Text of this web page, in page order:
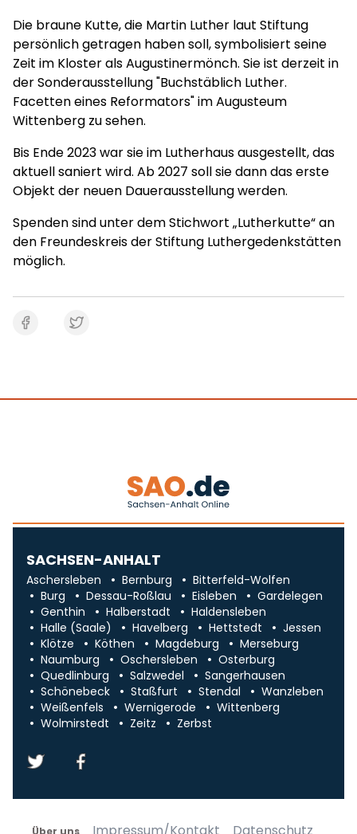
Die braune Kutte, die Martin Luther laut Stiftung
persönlich getragen haben soll, symbolisiert seine
Zeit im Kloster als Augustinermönch. Sie ist derzeit in
der Sonderausstellung "Buchstäblich Luther.
Facetten eines Reformators" im Augusteum
Wittenberg zu sehen.
Bis Ende 2023 war sie im Lutherhaus ausgestellt, das
aktuell saniert wird. Ab 2027 soll sie dann das erste
Objekt der neuen Dauerausstellung werden.
Spenden sind unter dem Stichwort „Lutherkutte“ an
den Freundeskreis der Stiftung Luthergedenkstätten
möglich.
SACHSEN-ANHALT
Aschersleben Bernburg
Bitterfeld-Wolfen
Burg
Dessau-Roßlau Eisleben
Gardelegen
Genthin
Halberstadt
Haldensleben
Halle (Saale)
Havelberg Hettstedt
Jessen
Klötze
Köthen Magdeburg
Merseburg
Naumburg
Oschersleben
Osterburg
Quedlinburg
Salzwedel
Sangerhausen
Schönebeck
Staßfurt Stendal
Wanzleben
Weißenfels
Wernigerode
Wittenberg
Wolmirstedt
Zeitz Zerbst
Über uns